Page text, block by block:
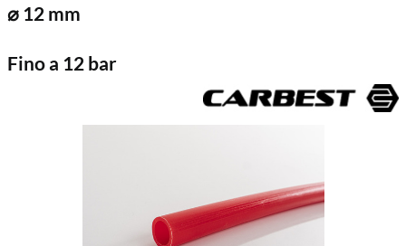
⌀ 12 mm
Fino a 12 bar